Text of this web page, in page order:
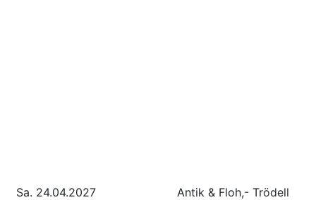
Sa. 24.04.2027 Antik & Floh,- Trödell